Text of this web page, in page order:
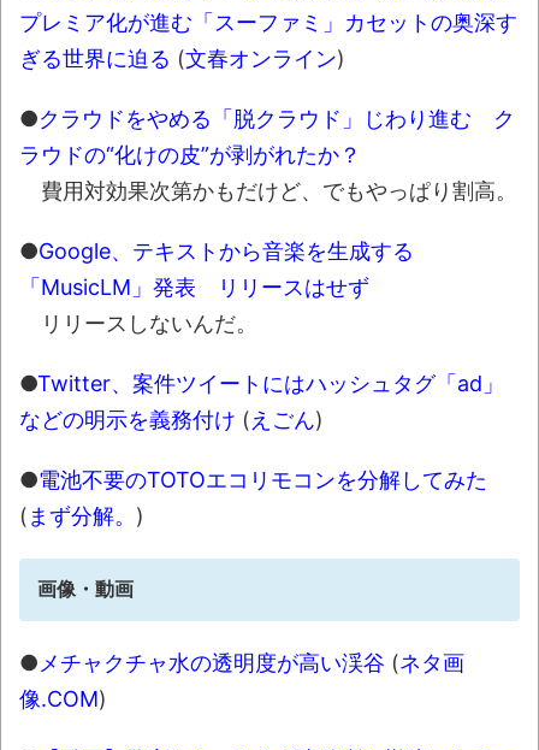
プレミア化が進む「スーファミ」カセットの奥深す
ぎる世界に迫る (文春オンライン)
●クラウドをやめる「脱クラウド」じわり進む ク
ラウドの“化けの皮”が剥がれたか？
費用対効果次第かもだけど、でもやっぱり割高。
●Google、テキストから音楽を生成する
「MusicLM」発表 リリースはせず
リリースしないんだ。
●Twitter、案件ツイートにはハッシュタグ「ad」
などの明示を義務付け (えごん)
●電池不要のTOTOエコリモコンを分解してみた
( まず分解。 )
画像・動画
● メチャクチャ水の透明度が高い渓谷 (ネタ画
像.COM)